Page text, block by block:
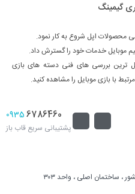
گیمینگ
موبایل خدمات خود را گسترش داد.
ترین بررسی های فنی دسته های بازی
با بازی موبایل را مشاهده کنید.
6786460
0935
پشتیبانی سریع قاب باز
ساختمان اصلی ، واحد ۳۰۳